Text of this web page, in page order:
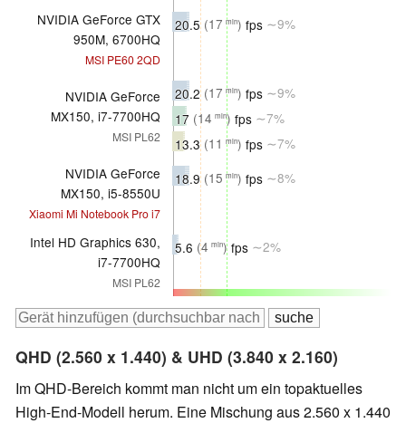
NVIDIA GeForce GTX
950M, 6700HQ
MSI PE60 2QD
20.5 (17 min) fps ∼9%
NVIDIA GeForce
MX150, i7-7700HQ
MSI PL62
20.2 (17 min) fps ∼9%
17 (14 min) fps ∼7%
13.3 (11 min) fps ∼7%
NVIDIA GeForce
MX150, i5-8550U
Xiaomi Mi Notebook Pro i7
18.9 (15 min) fps ∼8%
Intel HD Graphics 630,
i7-7700HQ
MSI PL62
5.6 (4 min) fps ∼2%
QHD (2.560 x 1.440) & UHD (3.840 x 2.160)
Im QHD-Bereich kommt man nicht um ein topaktuelles
High-End-Modell herum. Eine Mischung aus 2.560 x 1.440